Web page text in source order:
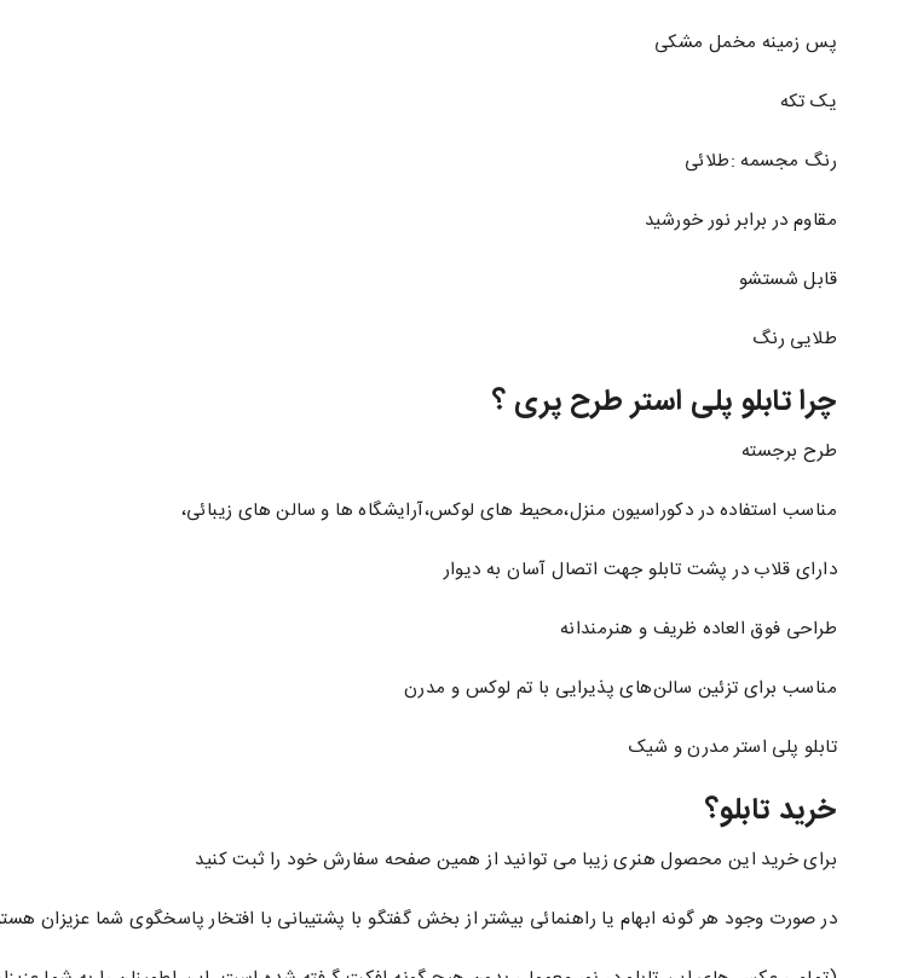
پس زمینه مخمل مشکی
یک تکه
رنگ مجسمه :طلائی
مقاوم در برابر نور خورشید
قابل شستشو
طلایی رنگ
چرا تابلو پلی استر طرح پری ؟
طرح برجسته
مناسب استفاده در دکوراسیون منزل،محیط های لوکس،آرایشگاه ها و سالن های زیبائی،
دارای قلاب در پشت تابلو جهت اتصال آسان به دیوار
طراحی فوق العاده ظریف و هنرمندانه
مناسب برای تزئین سالن‌های پذیرایی با تم لوکس و مدرن
تابلو پلی استر مدرن و شیک
خرید تابلو؟
برای خرید این محصول هنری زیبا می توانید از همین صفحه سفارش خود را ثبت کنید
در صورت وجود هر گونه ابهام یا راهنمائی بیشتر از بخش گفتگو با پشتیبانی با افتخار پاسخگوی شما عزیزان